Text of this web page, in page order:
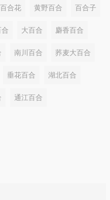
入洗净的绿豆100克、鲜
冰糖调味即成。早晚分
法：百合、款冬花各500
浓缩成膏。口服，每次
百合花 黄野百合 百合子
大百合 麝香百合
南川百合 荞麦大百合
垂花百合 湖北百合
通江百合